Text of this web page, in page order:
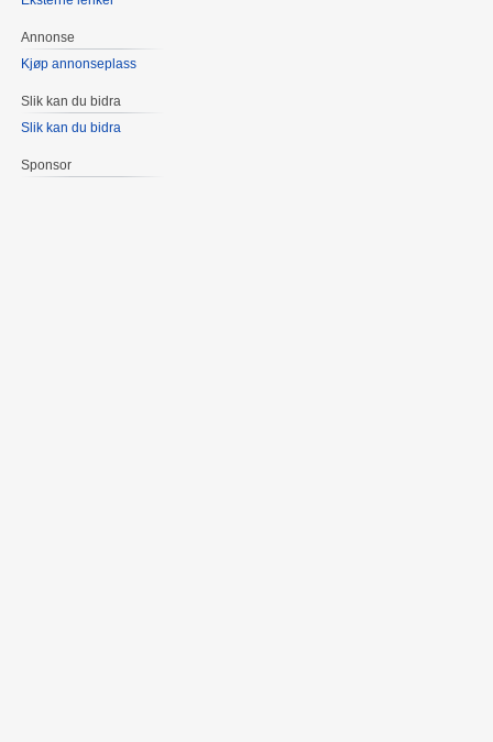
Annonse
Kjøp annonseplass
Slik kan du bidra
Slik kan du bidra
Sponsor